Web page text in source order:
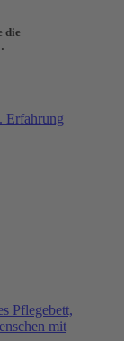
die